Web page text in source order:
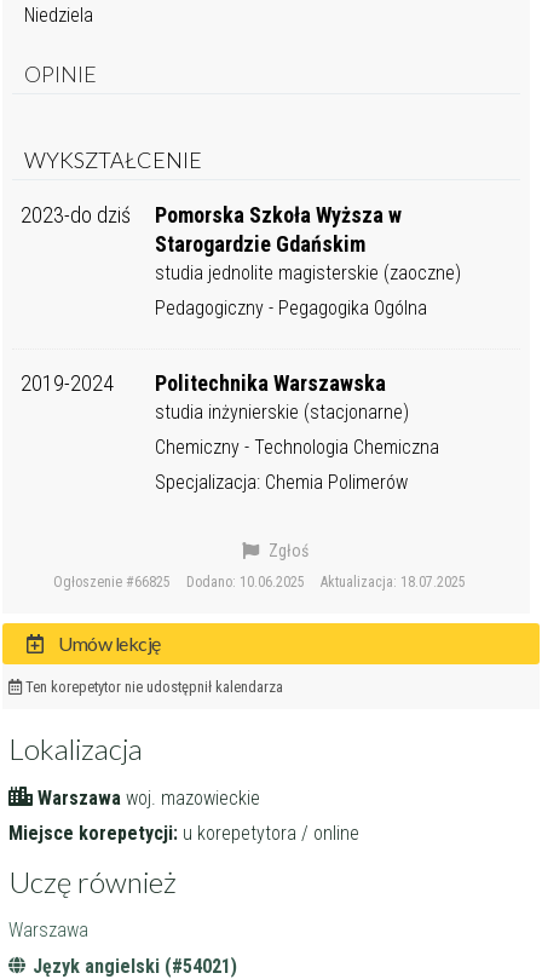
Niedziela
OPINIE
WYKSZTAŁCENIE
2023-do dziś
Pomorska Szkoła Wyższa w
Starogardzie Gdańskim
studia jednolite magisterskie (zaoczne)
Pedagogiczny - Pegagogika Ogólna
2019-2024 Politechnika Warszawska
studia inżynierskie (stacjonarne)
Chemiczny - Technologia Chemiczna
Specjalizacja: Chemia Polimerów
Ogłoszenie #66825 Dodano: 10.06.2025 Aktualizacja: 18.07.2025
Zgłoś
Umów lekcję
Ten korepetytor nie udostępnił kalendarza
Lokalizacja
Warszawa woj. mazowieckie
Miejsce korepetycji: u korepetytora / online
Uczę również
Warszawa
Język angielski (#54021)